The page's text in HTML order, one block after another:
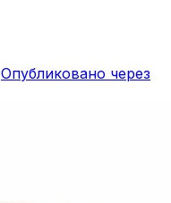
Опубликовано через